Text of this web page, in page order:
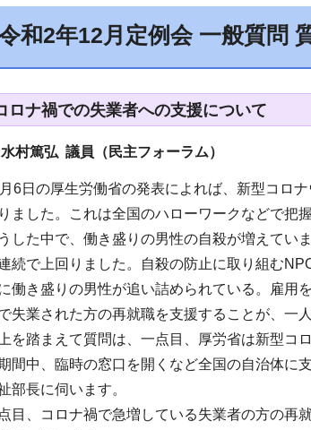
和2年12月定例会 一般質問
ロナ禍での失業者への支援について
村篤弘 議員（民主フォーラム）
6日の厚生労働省の発表によれば、新型コロ
ました。これは全国のハローワークなどで把
した中で、働き盛りの男性の自殺が増えてい
続で上回りました。自殺の防止に取り組む
働き盛りの男性が追い詰められている。雇用
失業された方の再就職を支援することが、一
を踏まえて質問は、一点目、厚労省は新型コ
間中、臨時の窓口を開くなど全国の自治体に
部長に伺います。
目、コロナ禍で急増している失業者の方の再